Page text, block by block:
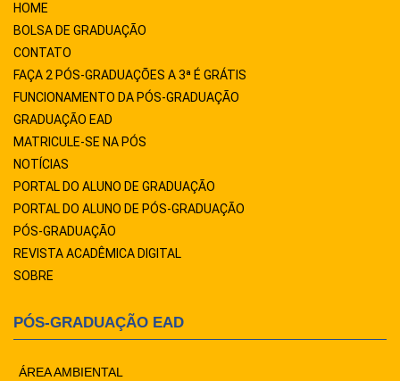
HOME
BOLSA DE GRADUAÇÃO
CONTATO
FAÇA 2 PÓS-GRADUAÇÕES A 3ª É GRÁTIS
FUNCIONAMENTO DA PÓS-GRADUAÇÃO
GRADUAÇÃO EAD
MATRICULE-SE NA PÓS
NOTÍCIAS
PORTAL DO ALUNO DE GRADUAÇÃO
PORTAL DO ALUNO DE PÓS-GRADUAÇÃO
PÓS-GRADUAÇÃO
REVISTA ACADÊMICA DIGITAL
SOBRE
PÓS-GRADUAÇÃO EAD
ÁREA AMBIENTAL